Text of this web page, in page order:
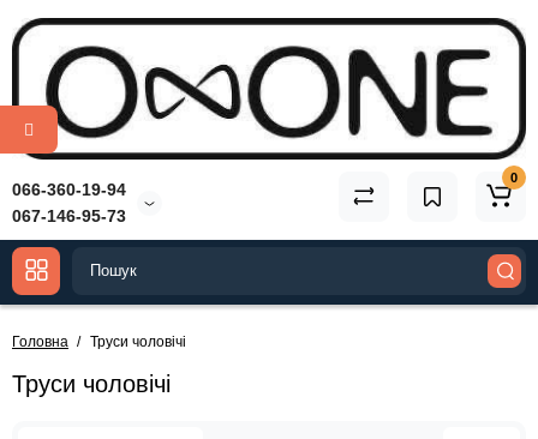
066-360-19-94
067-146-95-73
0
Головна Труси чоловічі
Труси чоловічі